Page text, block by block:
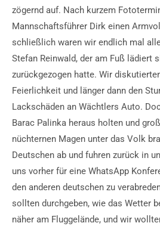
zögernd auf. Nach kurzem
Mannschaftsführer Dirk einen
schließlich waren wir endlich mal
Stefan Reinwald, der am Fuß lädiert
zurückgezogen hatte. Wir
Feierlichkeit und länger dann den
Lackschäden an Wächtlers Auto.
Barac Palinka heraus holten und
nüchternen Magen unter das Volk
Deutschen ab und fuhren zurück in
uns vorher für eine WhatsApp
den anderen deutschen zu
sollten durchgeben, wie das Wetter
näher am Fluggelände, und wir